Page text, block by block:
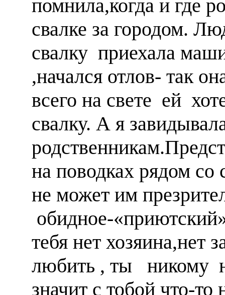
помнила,когда и где
свалке за городом.
свалку приехала
,начался отлов- так
всего на свете ей
свалку. А я
на поводках рядом со
не может им
обидное-
тебя нет хозяина,нет
любить , ты никому
значит с тобой что-